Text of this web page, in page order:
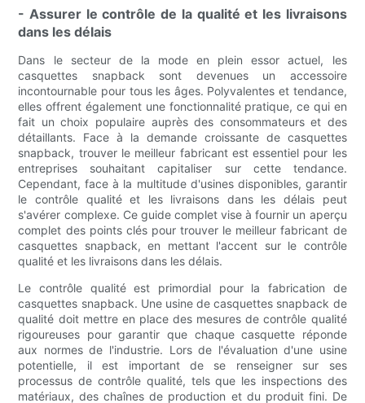
- Assurer le contrôle de la qualité et les livraisons
dans les délais
Dans le secteur de la mode en plein essor actuel, les
casquettes snapback sont devenues un accessoire
incontournable pour tous les âges. Polyvalentes et tendance,
elles offrent également une fonctionnalité pratique, ce qui en
fait un choix populaire auprès des consommateurs et des
détaillants. Face à la demande croissante de casquettes
snapback, trouver le meilleur fabricant est essentiel pour les
entreprises souhaitant capitaliser sur cette tendance.
Cependant, face à la multitude d'usines disponibles, garantir
le contrôle qualité et les livraisons dans les délais peut
s'avérer complexe. Ce guide complet vise à fournir un aperçu
complet des points clés pour trouver le meilleur fabricant de
casquettes snapback, en mettant l'accent sur le contrôle
qualité et les livraisons dans les délais.
Le contrôle qualité est primordial pour la fabrication de
casquettes snapback. Une usine de casquettes snapback de
qualité doit mettre en place des mesures de contrôle qualité
rigoureuses pour garantir que chaque casquette réponde
aux normes de l'industrie. Lors de l'évaluation d'une usine
potentielle, il est important de se renseigner sur ses
processus de contrôle qualité, tels que les inspections des
matériaux, des chaînes de production et du produit fini. De